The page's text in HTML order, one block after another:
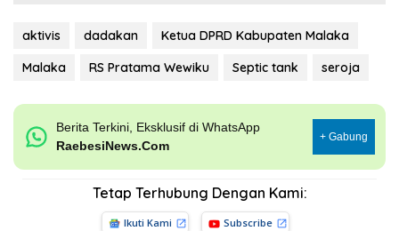
aktivis dadakan
Ketua DPRD Kabupaten Malaka
Malaka
RS Pratama Wewiku Septic tank seroja
Berita Terkini, Eksklusif di WhatsApp
RaebesiNews.Com
+ Gabung
Tetap Terhubung Dengan Kami:
Ikuti Kami Subscribe